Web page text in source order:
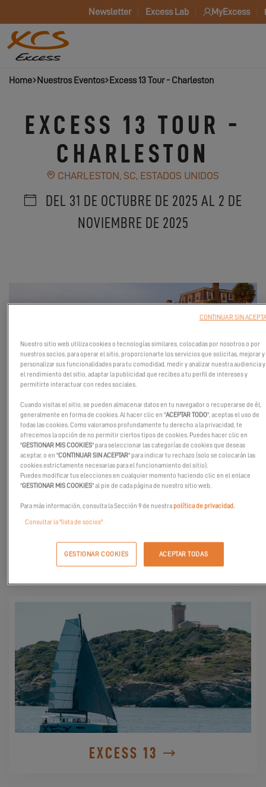
Newsletter Excess Lab MyExcess
Home Nuestros Eventos Excess 13 Tour - Charleston
EXCESS 13 TOUR -
CHARLESTON
CHARLESTON, SC, ESTADOS UNIDOS
DEL 31 DE OCTUBRE DE 2025 AL 2 DE
NOVIEMBRE DE 2025
Tenemos el placer de invitarle a un evento excepcional
organizado junto a nuestro distribuidor, del 31 de octubre al 2 de
noviembre, en torno al modelo Excess 13.
Venga a descubrir en primicia este catamarán emblemático, que
combina rendimiento, confort y placer de vivir a bordo. Una
oportunidad única para conocer a nuestro equipo, resolver todas
sus dudas y vivir la experiencia Excess.
DESCÚBRELO
EXCESS 13
Nuestro sitio web utiliza cookies o tecnologías similares, colocadas por nosotros o por
nuestros socios, para operar el sitio, proporcionarte los servicios que solicitas, mejorar y
personalizar sus funcionalidades para tu comodidad, medir y analizar nuestra audiencia y
el rendimiento del sitio, adaptar la publicidad que recibes a tu perfil de intereses y
permitirte interactuar con redes sociales.
Cuando visitas el sitio, se pueden almacenar datos en tu navegador o recuperarse de él,
generalmente en forma de cookies. Al hacer clic en "ACEPTAR TODO", aceptas el uso de
todas las cookies. Como valoramos profundamente tu derecho a la privacidad, te
ofrecemos la opción de no permitir ciertos tipos de cookies. Puedes hacer clic en
"GESTIONAR MIS COOKIES" para seleccionar las categorías de cookies que deseas
aceptar, o en "CONTINUAR SIN ACEPTAR" para indicar tu rechazo (solo se colocarán las
cookies estrictamente necesarias para el funcionamiento del sitio).
Puedes modificar tus elecciones en cualquier momento haciendo clic en el enlace
"GESTIONAR MIS COOKIES" al pie de cada página de nuestro sitio web.
Para más información, consulta la Sección 9 de nuestrapolítica de privacidad.
Consultar la "lista de socios"
GESTIONAR COOKIES ACEPTAR TODAS
CONTINUAR SIN